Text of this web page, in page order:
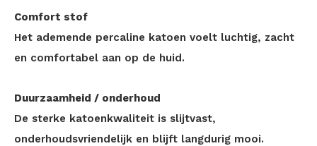
Comfort stof
Het ademende percaline katoen voelt luchtig, zacht
en comfortabel aan op de huid.
Duurzaamheid / onderhoud
De sterke katoenkwaliteit is slijtvast,
onderhoudsvriendelijk en blijft langdurig mooi.